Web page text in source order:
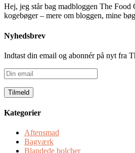
Hej, jeg står bag madbloggen The Food
kogebøger – mere om bloggen, mine
Nyhedsbrev
Indtast din email og abonnér på nyt fra
Din
email
Kategorier
Aftensmad
Bagværk
Blandede bolcher